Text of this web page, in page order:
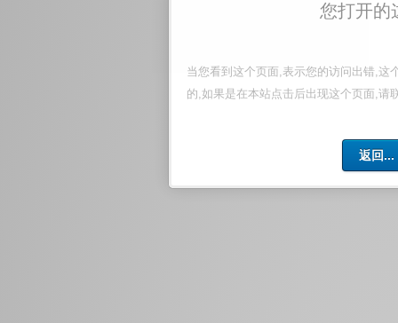
您打开的
当您看到这个页面,表示您的访问出错,这
的,如果是在本站点击后出现这个页面,请
返回...